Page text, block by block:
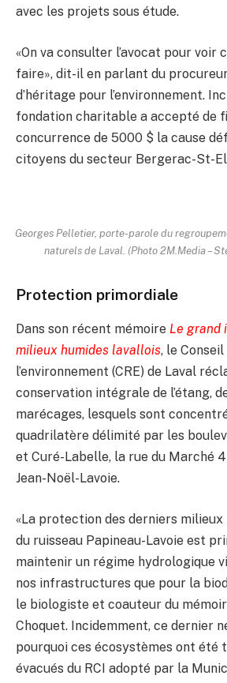
avec les projets sous étude.
«On va consulter l’avocat pour voir
faire», dit-il en parlant du
d’héritage pour l’environnement.
fondation charitable a accepté de
concurrence de 5000 $ la cause
citoyens du secteur Bergerac-St-
Georges Pelletier, porte-parole du
naturels de Laval. (Photo 2M.Media –
Protection primordiale
Dans son récent mémoire Le grand
milieux humides lavallois, le
l’environnement (CRE) de Laval
conservation intégrale de l’étang,
marécages, lesquels sont
quadrilatère délimité par les
et Curé-Labelle, la rue du Marché
Jean-Noël-Lavoie.
«La protection des derniers
du ruisseau Papineau-Lavoie est
maintenir un régime hydrologique
nos infrastructures que pour la
le biologiste et coauteur du
Choquet. Incidemment, ce dernier
pourquoi ces écosystèmes ont été
évacués du RCI adopté par la